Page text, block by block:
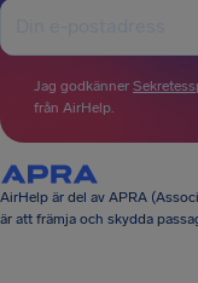
Jag godkänner
från AirHelp.
AirHelp är del av APRA
är att främja och skydda